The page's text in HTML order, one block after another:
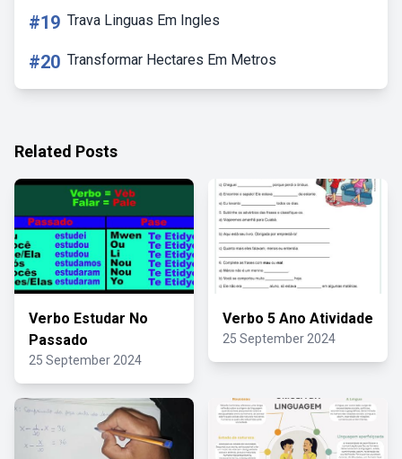
#19 Trava Linguas Em Ingles
#20 Transformar Hectares Em Metros
Related Posts
Verbo Estudar No
Passado
25 September 2024
Verbo 5 Ano Atividade
25 September 2024